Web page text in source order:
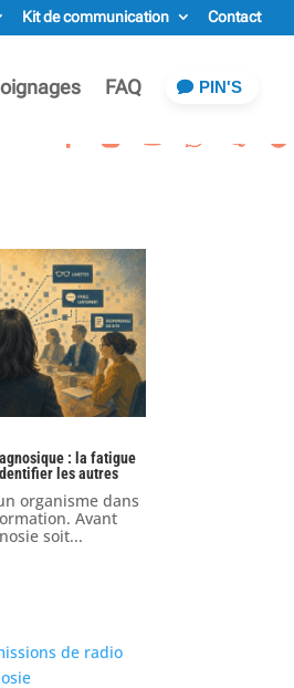
Kit de communication Contact
FAQ PIN'S
: la fatigue
les autres
organisme dans
Avant
soit...